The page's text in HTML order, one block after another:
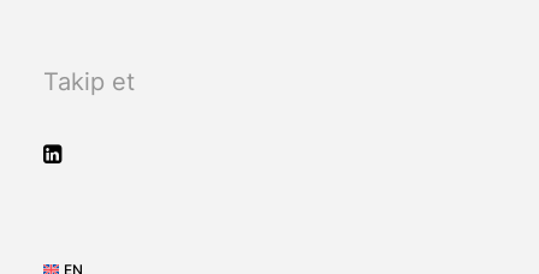
Takip et
EN